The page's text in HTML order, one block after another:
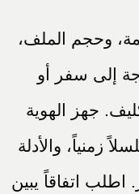
وحجم الملف،
إلى سفر أو
جهز الهوية
زمنياً، والأدلة
اطلب اتفاقاً يبين